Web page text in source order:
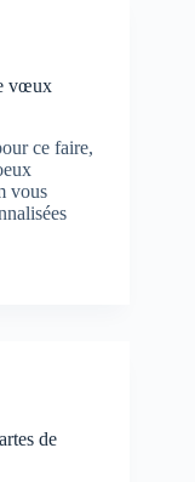
vœux
ce faire,
vous
de